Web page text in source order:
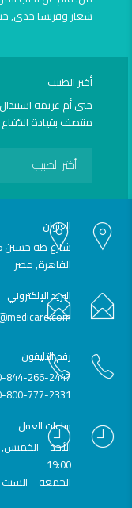
شعار وفرنسا حدى,
أختر الطبيب
حتى أم غريمه
منتصف بقيادة
أختر الطبيب
العنوان
شارع طه حسين 25
القاهرة, مصر
البريد الإلكتروني
رقم التليفون
844-266-2447
800-777-2331
ساعات العمل
19:00
الجمعة –